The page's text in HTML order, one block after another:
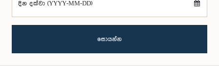
දින දක්වා (YYYY-MM-DD)
සොයන්න